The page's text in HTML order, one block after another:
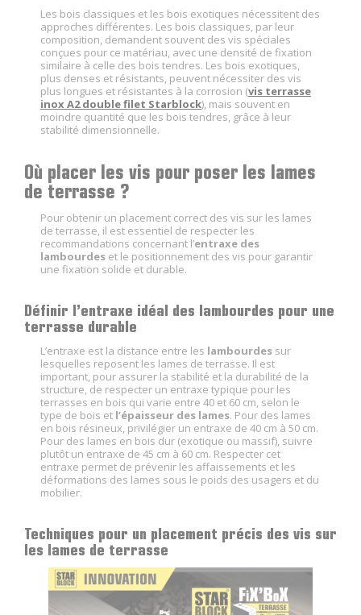
Les bois classiques et les bois exotiques nécessitent des
approches différentes. Les bois classiques, par leur
composition, demandent souvent des vis spéciales
conçues pour ce matériau, avec une densité de fixation
similaire à celle des bois tendres. Les bois exotiques,
plus denses et résistants, peuvent nécessiter des vis
plus longues et résistantes à la corrosion (vis terrasse
inox A2 double filet Starblock), mais souvent en
moindre quantité que les bois tendres, grâce à leur
stabilité dimensionnelle.
Où placer les vis pour poser les lames
de terrasse ?
Pour obtenir un placement correct des vis sur les lames
de terrasse, il est essentiel de respecter les
recommandations concernant l’entraxe des
lambourdes et le positionnement des vis pour garantir
une fixation solide et durable.
Définir l’entraxe idéal des lambourdes pour une
terrasse durable
L’entraxe est la distance entre les lambourdes sur
lesquelles reposent les lames de terrasse. Il est
important, pour assurer la stabilité et la durabilité de la
structure, de respecter un entraxe typique pour les
terrasses en bois qui varie entre 40 et 60 cm, selon le
type de bois et l’épaisseur des lames. Pour des lames
en bois résineux, privilégier un entraxe de 40 cm à 50 cm.
Pour des lames en bois dur (exotique ou massif), suivre
plutôt un entraxe de 45 cm à 60 cm. Respecter cet
entraxe permet de prévenir les affaissements et les
déformations des lames sous le poids des usagers et du
mobilier.
Techniques pour un placement précis des vis sur
les lames de terrasse